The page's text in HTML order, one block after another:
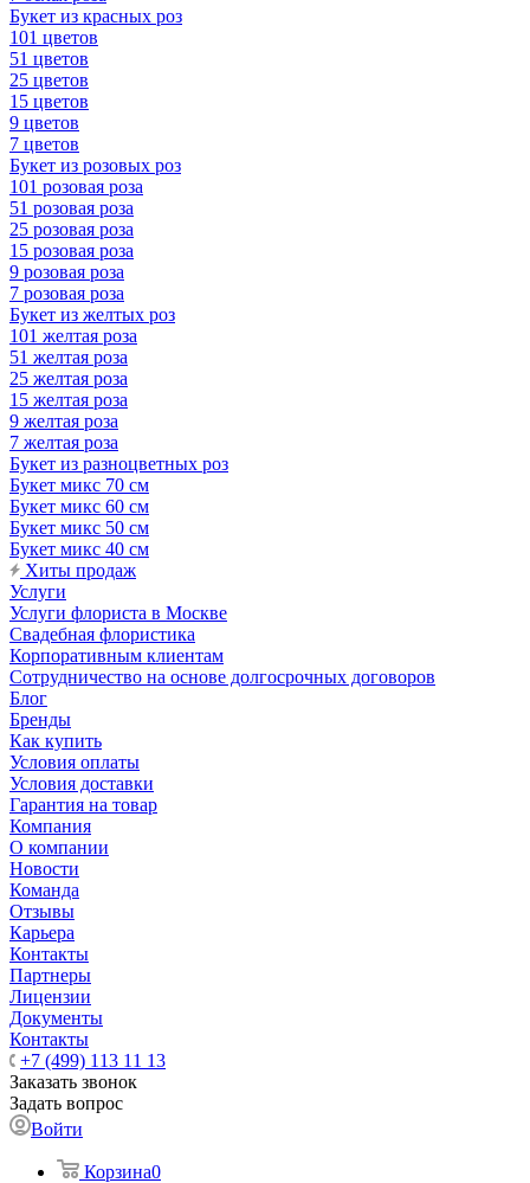
Букет из красных роз
101 цветов
51 цветов
25 цветов
15 цветов
9 цветов
7 цветов
Букет из розовых роз
101 розовая роза
51 розовая роза
25 розовая роза
15 розовая роза
9 розовая роза
7 розовая роза
Букет из желтых роз
101 желтая роза
51 желтая роза
25 желтая роза
15 желтая роза
9 желтая роза
7 желтая роза
Букет из разноцветных роз
Букет микс 70 см
Букет микс 60 см
Букет микс 50 см
Букет микс 40 см
Хиты продаж
Услуги
Услуги флориста в Москве
Свадебная флористика
Корпоративным клиентам
Сотрудничество на основе долгосрочных договоров
Блог
Бренды
Как купить
Условия оплаты
Условия доставки
Гарантия на товар
Компания
О компании
Новости
Команда
Отзывы
Карьера
Контакты
Партнеры
Лицензии
Документы
Контакты
+7 (499) 113 11 13
Заказать звонок
Задать вопрос
Войти
Корзина0